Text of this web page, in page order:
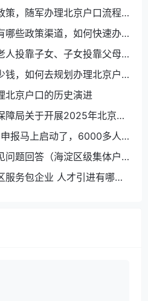
策，随军办理北京户口流程
哪些政策渠道，如何快速办
人投靠子女、子女投靠父母
钱，如何去规划办理北京户
北京户口的历史演进
障局关于开展2025年北京市
报马上启动了，6000多人
问题回答（海淀区级集体户
服务包企业 人才引进有哪些